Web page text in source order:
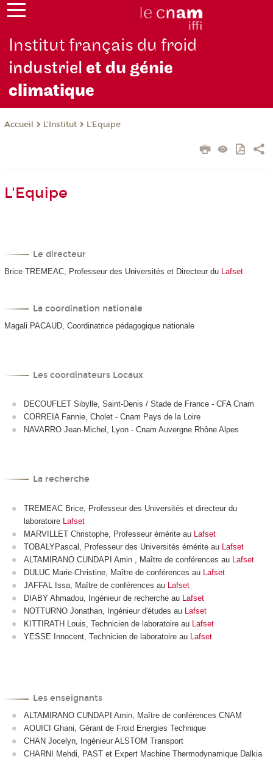
Institut français du froid
industrielet du génie
climatique
Accueil L'Institut L'Equipe
L'Equipe
Le directeur
Brice TREMEAC, Professeur des Universités et Directeur du Lafset
La coordination nationale
Magali PACAUD, Coordinatrice pédagogique nationale
Les coordinateurs Locaux
DECOUFLET Sibylle, Saint-Denis / Stade de France - CFA Cnam
CORREIA Fannie, Cholet - Cnam Pays de la Loire
NAVARRO Jean-Michel, Lyon - Cnam Auvergne Rhône Alpes
La recherche
TREMEAC Brice, Professeur des Universités et directeur du
laboratoire Lafset
MARVILLET Christophe, Professeur émérite au Lafset
TOBALYPascal, Professeur des Universités émérite au Lafset
ALTAMIRANO CUNDAPI Amin , Maître de conférences au Lafset
DULUC Marie-Christine, Maître de conférences au Lafset
JAFFAL Issa, Maître de conférences au Lafset
DIABY Ahmadou, Ingénieur de recherche au Lafset
NOTTURNO Jonathan, Ingénieur d'études au Lafset
KITTIRATH Louis, Technicien de laboratoire au Lafset
YESSE Innocent, Technicien de laboratoire au Lafset
Les enseignants
ALTAMIRANO CUNDAPI Amin, Maître de conférences CNAM
AOUICI Ghani, Gérant de Froid Energies Technique
CHAN Jocelyn, Ingénieur ALSTOM Transport
CHARNI Mehdi, PAST et Expert Machine Thermodynamique Dalkia